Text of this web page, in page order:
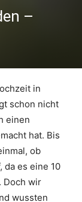
–
in
schon nicht
einen
hat. Bis
ob
da es eine 10
Doch wir
wussten